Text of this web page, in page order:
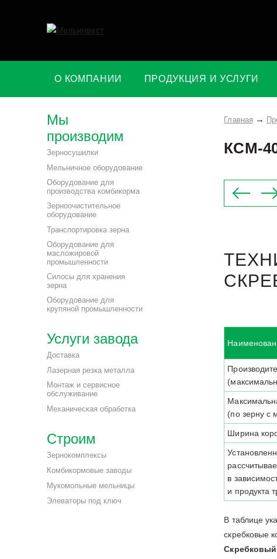
О КОМПАНИИ ПРОДУКЦИЯ И УСЛУГИ
Мы
производим
Зерносушилки
Мельничное оборудование
Оборудование для
производства комбикорма
Зерноочистительное
оборудование
Транспортировка зерна
Оборудование для
масложировой
промышленности
Силосы для хранения
зерна
Оборудование для
крупяной промышленности
Услуги завода
Доставка
Лазерная резка металла
Монтаж и сервисное
обслуживание
Механическая обработка
Строим
Зернокомплексы
Комбикормовые заводы
Мукомольные мельницы
Элеваторы под ключ
Главная
КСМ-
(по зерну с
Ширина
в
и продукта
В таблице
скребковые
Скребковый